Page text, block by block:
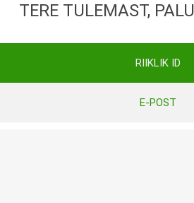
TERE TULEMAST,
RIIKLIK ID
E-POST